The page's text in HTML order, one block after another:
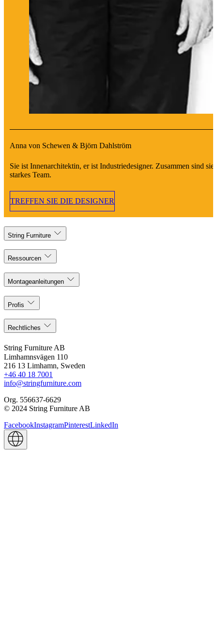
Anna von Schewen & Björn Dahlström
Sie ist Innenarchitektin, er ist Industriedesigner. Zusammen sind sie
starkes Team.
TREFFEN SIE DIE DESIGNER
String Furniture
Ressourcen
Montageanleitungen
Profis
Rechtliches
String Furniture AB
Limhamnsvägen 110
216 13 Limhamn, Sweden
+46 40 18 7001
info@stringfurniture.com
Org. 556637-6629
© 2024 String Furniture AB
FacebookInstagramPinterestLinkedIn